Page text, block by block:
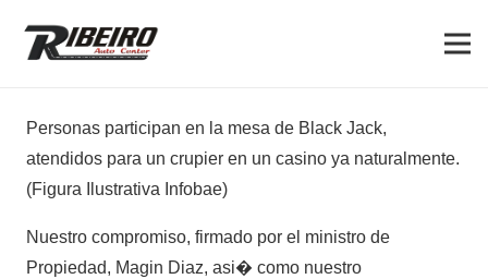
Personas participan en la mesa de Black Jack,
atendidos para un crupier en un casino ya naturalmente.
(Figura Ilustrativa Infobae)
Nuestro compromiso, firmado por el ministro de
Propiedad, Magin Diaz, asi� como nuestro